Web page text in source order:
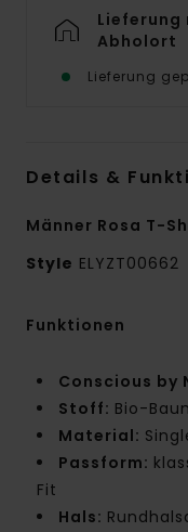
Lieferung
Abholort
Lieferung
Details &
Männer Rosa T-
Style ELYZT00662
Funktionen
Conscious by
Stoff: Bio-
Material:
Passform:
Fit
Hals: